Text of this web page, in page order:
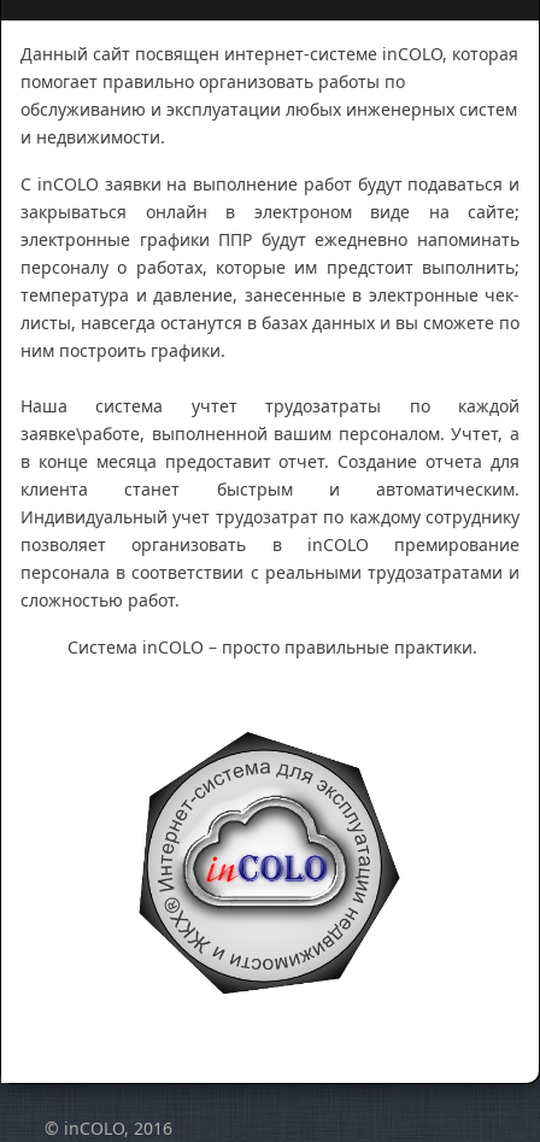
Данный сайт посвящен интернет-системе inCOLO, которая
помогает правильно организовать работы по
обслуживанию и эксплуатации любых инженерных систем
и недвижимости.
С inCOLO заявки на выполнение работ будут подаваться и
закрываться онлайн в электроном виде на сайте;
электронные графики ППР будут ежедневно напоминать
персоналу о работах, которые им предстоит выполнить;
температура и давление, занесенные в электронные чек-
листы, навсегда останутся в базах данных и вы сможете по
ним построить графики.
Наша система учтет трудозатраты по каждой
заявке\работе, выполненной вашим персоналом. Учтет, а
в конце месяца предоставит отчет. Создание отчета для
клиента станет быстрым и автоматическим.
Индивидуальный учет трудозатрат по каждому сотруднику
позволяет организовать в inCOLO премирование
персонала в соответствии с реальными трудозатратами и
сложностью работ.
Система inCOLO – просто правильные практики.
© inCOLO, 2016